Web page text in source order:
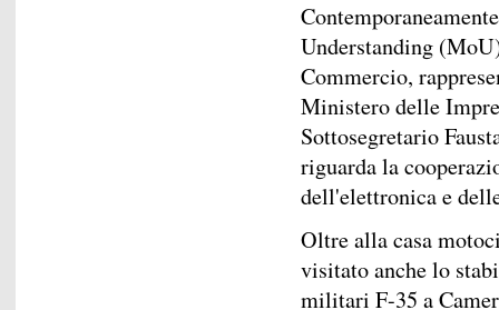
Understanding
Commercio,
Ministero delle
Sottosegretario
riguarda la
dell'elettronica e
Oltre alla casa
visitato anche lo
militari F-35 a